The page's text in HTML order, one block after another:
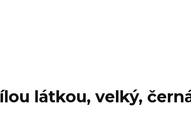
látkou, velký,